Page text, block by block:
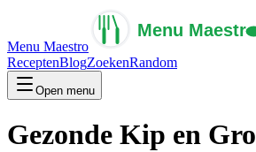
Menu Maestro
ReceptenBlogZoekenRandom
Open menu
Gezonde Kip en